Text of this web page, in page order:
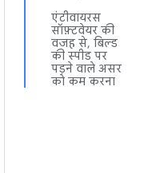
एंटीवायरस
सॉफ़्टवेयर की
वजह से, बिल्ड
की स्पीड पर
पड़ने वाले असर
को कम करना